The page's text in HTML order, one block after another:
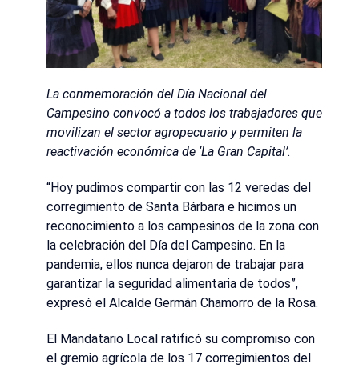
La conmemoración del Día Nacional del
Campesino convocó a todos los trabajadores que
movilizan el sector agropecuario y permiten la
reactivación económica de ‘La Gran Capital’.
“Hoy pudimos compartir con las 12 veredas del
corregimiento de Santa Bárbara e hicimos un
reconocimiento a los campesinos de la zona con
la celebración del Día del Campesino. En la
pandemia, ellos nunca dejaron de trabajar para
garantizar la seguridad alimentaria de todos”,
expresó el Alcalde Germán Chamorro de la Rosa.
El Mandatario Local ratificó su compromiso con
el gremio agrícola de los 17 corregimientos del